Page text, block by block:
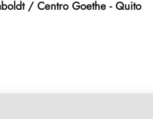
/ Centro Goethe - Quito